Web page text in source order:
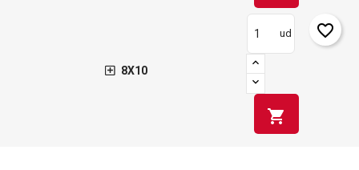
8X10
ud
shopping_cart
favorite_border